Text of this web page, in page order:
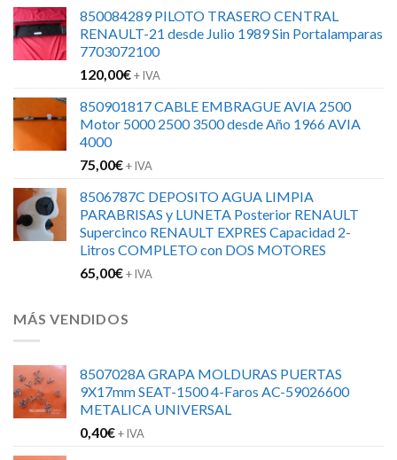
850084289 PILOTO TRASERO CENTRAL
RENAULT-21 desde Julio 1989 Sin Portalamparas
7703072100
120,00€+ IVA
850901817 CABLE EMBRAGUE AVIA 2500
Motor 5000 2500 3500 desde Año 1966 AVIA
4000
75,00€+ IVA
8506787C DEPOSITO AGUA LIMPIA
PARABRISAS y LUNETA Posterior RENAULT
Supercinco RENAULT EXPRES Capacidad 2-
Litros COMPLETO con DOS MOTORES
65,00€+ IVA
MÁS VENDIDOS
8507028A GRAPA MOLDURAS PUERTAS
9X17mm SEAT-1500 4-Faros AC-59026600
METALICA UNIVERSAL
0,40€+ IVA